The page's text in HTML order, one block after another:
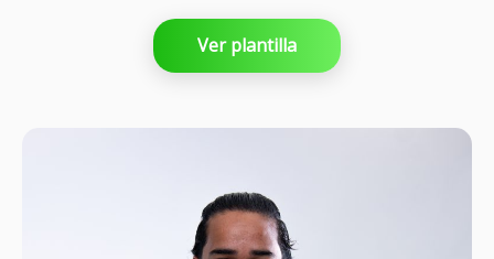
Ver plantilla